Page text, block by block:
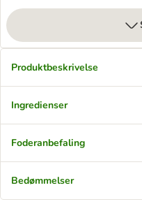
Produktbeskrivelse
Ingredienser
Foderanbefaling
Bedømmelser